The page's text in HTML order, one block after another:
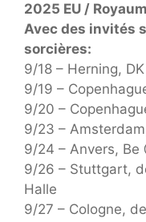
2025 EU /
Avec des invités
sorcières:
9/18 – Herning,
9/19 –
9/20 –
9/23 –
9/24 – Anvers, Be
9/26 – Stuttgart,
Halle
9/27 – Cologne,